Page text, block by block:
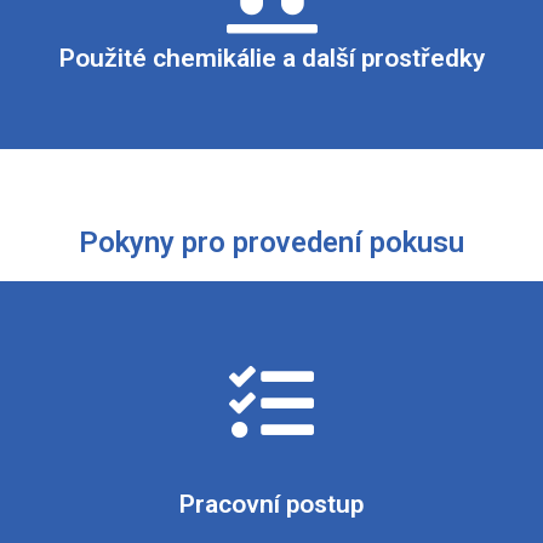
Použité chemikálie a další prostředky
hydroxid sodný, glukosa, 0,1% roztok methylenové modři
Pokyny pro provedení pokusu
Pracovní postup
ve které postupně rozpustíme 4 g hydroxidu sodného a 4,5